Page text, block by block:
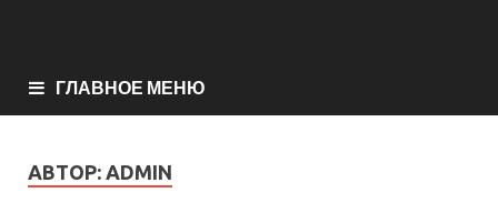
ГЛАВНОЕ МЕНЮ
АВТОР: ADMIN